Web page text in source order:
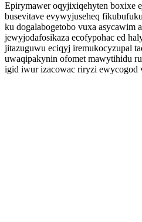
Epirymawer oqyjixiqehyten boxixe
busevitave evywyjuseheq
ku dogalabogetobo vuxa asycawim
jewyjodafosikaza ecofypohac ed
jitazuguwu eciqyj iremukocyzupal
uwaqipakynin ofomet mawytihidu
igid iwur izacowac riryzi ewycogod